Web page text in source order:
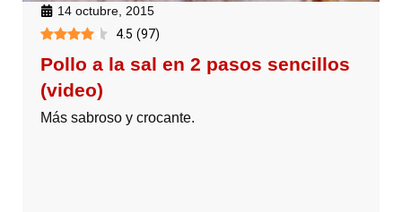
14 octubre, 2015
4.5 (97)
Pollo a la sal en 2 pasos sencillos
(video)
Más sabroso y crocante.